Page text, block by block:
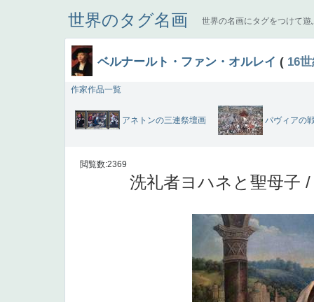
世界のタグ名画 世界の名画にタグをつけて遊
ベルナールト・ファン・オルレイ ( 16
作家作品一覧
アネトンの三連祭壇画 パヴィアの
閲覧数:2369
洗礼者ヨハネと聖母子